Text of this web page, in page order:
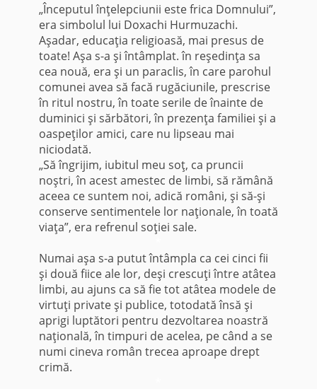
„Începutul înţelepciunii este frica Domnului”,
era simbolul lui Doxachi Hurmuzachi.
Aşadar, educaţia religioasă, mai presus de
toate! Aşa s-a şi întâmplat. în reşedinţa sa
cea nouă, era şi un paraclis, în care parohul
comunei avea să facă rugăciunile, pre­scrise
în ritul nostru, în toate serile de înainte de
duminici şi sărbători, în prezenţa familiei şi a
oaspeţilor amici, care nu lipseau mai
niciodată.
„Să îngrijim, iubitul meu soţ, ca pruncii
noştri, în acest amestec de limbi, să rămână
aceea ce suntem noi, adică români, şi să-şi
conserve sentimen­tele lor naţionale, în toată
viaţa”, era refrenul soţiei sale.
Numai aşa s-a putut întâmpla ca cei cinci fii
şi două fiice ale lor, deşi crescuţi între atâtea
limbi, au ajuns ca să fie tot atâtea modele de
virtuţi private şi publice, totodată însă şi
aprigi luptători pentru dezvoltarea noastră
naţională, în tim­puri de acelea, pe când a se
numi cineva român trecea aproape drept
crimă.